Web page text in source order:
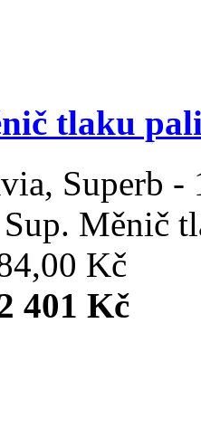
tlaku
Superb -
Měnič
Kč
401 Kč